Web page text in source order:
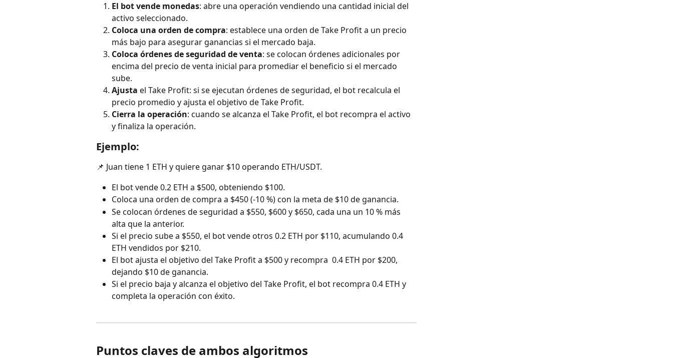
El bot vende monedas: abre una operación vendiendo una cantidad inicial del
activo seleccionado.
Coloca una orden de compra: establece una orden de Take Profit a un precio
más bajo para asegurar ganancias si el mercado baja.
Coloca órdenes de seguridad de venta: se colocan órdenes adicionales por
encima del precio de venta inicial para promediar el beneficio si el mercado
sube.
Ajusta el Take Profit: si se ejecutan órdenes de seguridad, el bot recalcula el
precio promedio y ajusta el objetivo de Take Profit.
Cierra la operación: cuando se alcanza el Take Profit, el bot recompra el activo
y finaliza la operación.
Ejemplo:
📌 Juan tiene 1 ETH y quiere ganar $10 operando ETH/USDT.
El bot vende 0.2 ETH a $500, obteniendo $100.
Coloca una orden de compra a $450 (-10 %) con la meta de $10 de ganancia.
Se colocan órdenes de seguridad a $550, $600 y $650, cada una un 10 % más
alta que la anterior.
Si el precio sube a $550, el bot vende otros 0.2 ETH por $110, acumulando 0.4
ETH vendidos por $210.
El bot ajusta el objetivo del Take Profit a $500 y recompra  0.4 ETH por $200,
dejando $10 de ganancia.
Si el precio baja y alcanza el objetivo del Take Profit, el bot recompra 0.4 ETH y
completa la operación con éxito.
Puntos claves de ambos algoritmos